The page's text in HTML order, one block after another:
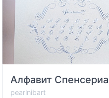
Алфавит
pearlnibart